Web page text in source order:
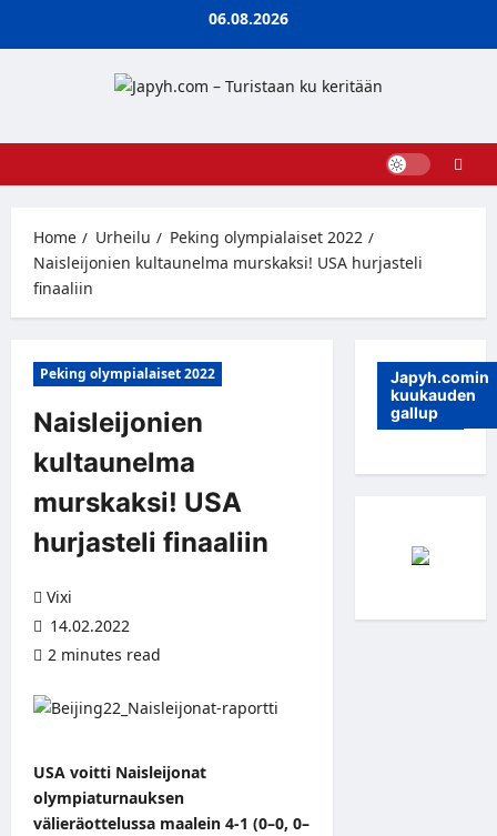
06.08.2026
Home Urheilu
Peking olympialaiset 2022
Naisleijonien kultaunelma murskaksi! USA hurjasteli
finaaliin
Peking olympialaiset 2022
Naisleijonien
kultaunelma
murskaksi! USA
hurjasteli finaaliin
Vixi
14.02.2022
2 minutes read
USA voitti Naisleijonat
olympiaturnauksen
välieräottelussa maalein 4-1 (0–0, 0–
Japyh.comin
kuukauden
gallup